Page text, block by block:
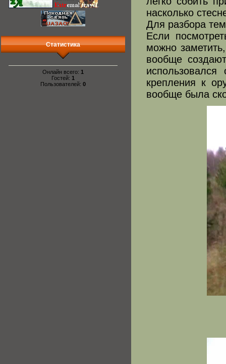
Статистика
Онлайн всего: 1
Гостей: 1
Пользователей: 0
насколько
Для разбора
Если
можно
вообще
крепления к
вообще была